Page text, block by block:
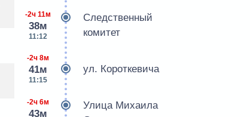
-2ч 11м
38м
11:12
Следственный
комитет
-2ч 8м
41м
11:15
ул. Короткевича
-2ч 6м
43м
Улица Михаила